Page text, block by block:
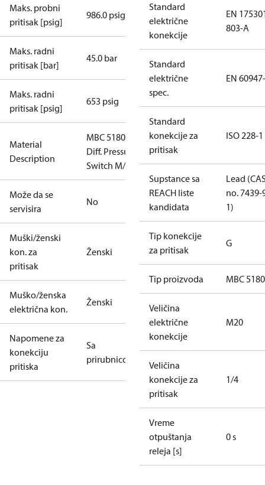
Maks. probni
pritisak [psig]
986.0 psig
Maks. radni
pritisak [bar]
45.0 bar
Maks. radni
pritisak [psig]
653 psig
Material
Description
MBC 5180
Diff. Pressure
Switch M/10
Može da se
servisira
No
Muški/ženski
kon. za
pritisak
Ženski
Muško/ženska
električna kon.
Ženski
Napomene za
konekciju
pritiska
Sa
prirubnicom
Standard
električne
konekcije
EN
803-A
Standard
električne
spec.
EN
Standard
konekcije za
pritisak
ISO 228-1
Supstance sa
REACH liste
kandidata
Lead
no. 7439-
1)
Tip konekcije
za pritisak
G
Tip proizvoda MBC 5180
Veličina
električne
konekcije
M20
Veličina
konekcije za
pritisak
1/4
Vreme
otpuštanja
releja [s]
0 s